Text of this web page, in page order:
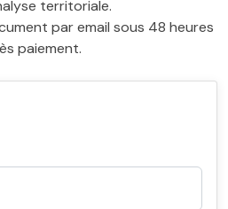
territoriale.
par email sous 48 heures
paiement.